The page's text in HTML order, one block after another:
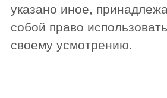
указано иное,
собой право
своему усмотрению.